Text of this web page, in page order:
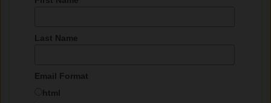
Last Name
Email Format
html